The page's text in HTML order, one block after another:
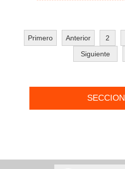
Primero Anterior 2
Siguiente